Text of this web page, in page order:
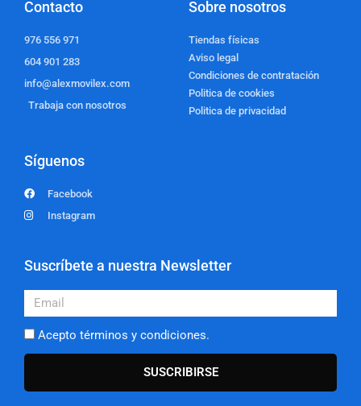
Contacto
976 556 971
604 901 283
info@alexmovilex.com
Trabaja con nosotros
Sobre nosotros
Tiendas físicas
Aviso legal
Condiciones de contratación
Politica de cookies
Politica de privacidad
Síguenos
Facebook
Instagram
Suscríbete a nuestra Newsletter
Email
Acepto términos y condiciones.
SUSCRIBIRSE